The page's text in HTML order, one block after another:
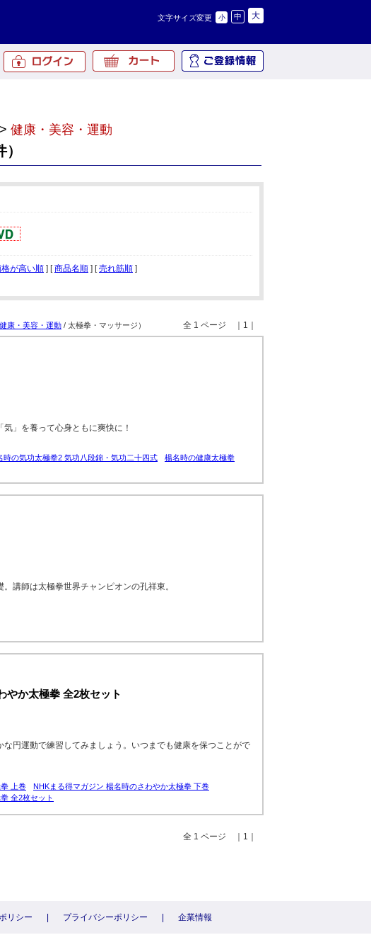
文字サイズ変更 小 中 大
> 健康・美容・運動
が高い順 ] [商品名順 ] [売れ筋順 ]
全 1 ページ ｜1｜
健康・美容・運動 / 太極拳・マッサージ）
」を養って心身ともに爽快に！
時の気功太極拳2 気功八段錦・気功二十四式 楊名時の健康太極拳
講師は太極拳世界チャンピオンの孔祥東。
やか太極拳 全2枚セット
円運動で練習してみましょう。いつまでも健康を保つことがで
上巻
NHKまる得マガジン 楊名時のさわやか太極拳 下巻
全2枚セット
全 1 ページ ｜1｜
リシー プライバシーポリシー 企業情報